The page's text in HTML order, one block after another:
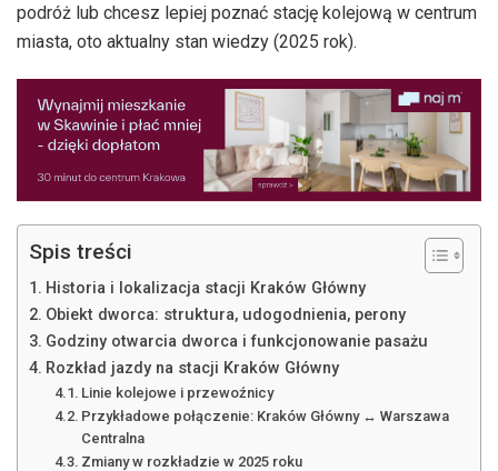
podróż lub chcesz lepiej poznać stację kolejową w centrum
miasta, oto aktualny stan wiedzy (2025 rok).
Spis treści
Historia i lokalizacja stacji Kraków Główny
Obiekt dworca: struktura, udogodnienia, perony
Godziny otwarcia dworca i funkcjonowanie pasażu
Rozkład jazdy na stacji Kraków Główny
Linie kolejowe i przewoźnicy
Przykładowe połączenie: Kraków Główny ↔ Warszawa
Centralna
Zmiany w rozkładzie w 2025 roku